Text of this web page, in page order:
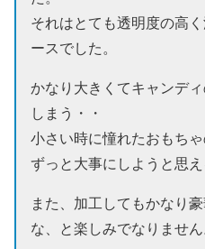
それはとても透明度の高
ースでした。
かなり大きくてキャンデ
しまう・・
小さい時に憧れたおもち
ずっと大事にしようと思え
また、加工してもかなり
な、と楽しみでなりません